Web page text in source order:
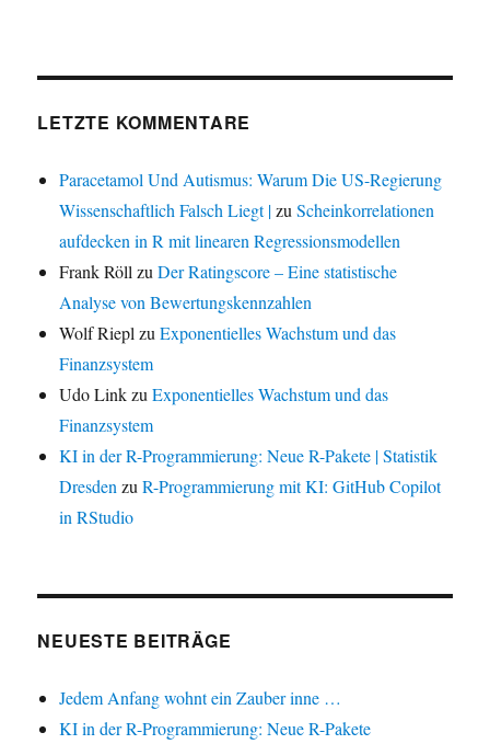
LETZTE KOMMENTARE
Paracetamol Und Autismus: Warum Die US-Regierung
Wissenschaftlich Falsch Liegt |zuScheinkorrelationen
aufdecken in R mit linearen Regressionsmodellen
Frank Röll zuDer Ratingscore – Eine statistische
Analyse von Bewertungskennzahlen
Wolf Riepl zuExponentielles Wachstum und das
Finanzsystem
Udo LinkzuExponentielles Wachstum und das
Finanzsystem
KI in der R-Programmierung: Neue R-Pakete | Statistik
Dresden zuR-Programmierung mit KI: GitHub Copilot
in RStudio
NEUESTE BEITRÄGE
Jedem Anfang wohnt ein Zauber inne …
KI in der R-Programmierung: Neue R-Pakete